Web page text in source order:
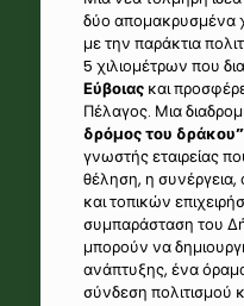
δύο απομακρυσμένα
με την παράκτια
5 χιλιομέτρων που
Εύβοιαςκαι
Πέλαγος. Μια
δρόμος του δράκου”
γνωστής εταιρείας
θέληση, η συνέργεια,
και τοπικών
συμπαράσταση του
μπορούν να
ανάπτυξης, ένα
σύνδεση πολιτισμού